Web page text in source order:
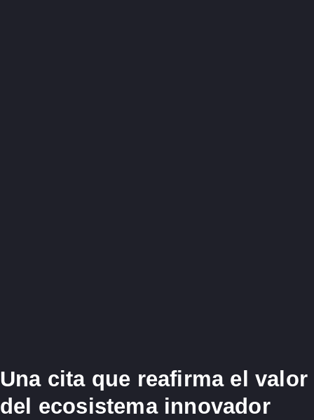
Una cita que reafirma el valor
del ecosistema innovador